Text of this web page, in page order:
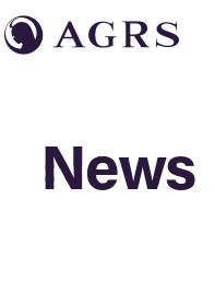
News
News